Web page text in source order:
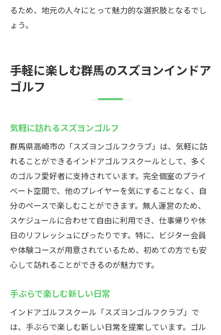
るため、地元の人々にとって魅力的な選択肢となるでし
ょう。
手軽に楽しむ群馬のスズヨンインドア
ゴルフ
気軽に訪れるスズヨンゴルフ
群馬県高崎市の「スズヨンゴルフクラブ」は、気軽に訪
れることができるインドアゴルフスクールとして、多く
のゴルフ愛好者に支持されています。完全個室のプライ
ベート空間で、他のプレイヤーを気にすることなく、自
分のペースで楽しむことができます。無人運営のため、
スケジュールに合わせて自由に利用でき、仕事帰りや休
日のリフレッシュにぴったりです。特に、ビジター会員
や体験コースが用意されているため、初めての方でも安
心して訪れることができるのが魅力です。
手ぶらで楽しむ新しい日常
インドアゴルフスクール「スズヨンゴルフクラブ」で
は、手ぶらで楽しむ新しい日常を提案しています。ゴル